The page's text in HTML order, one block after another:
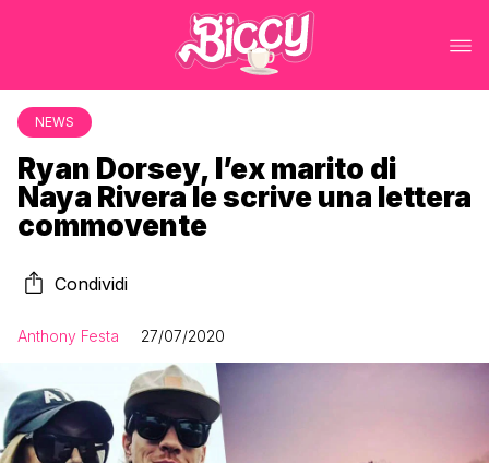
NEWS
Ryan Dorsey, l’ex marito di
Naya Rivera le scrive una lettera
commovente
Condividi
Anthony Festa 27/07/2020